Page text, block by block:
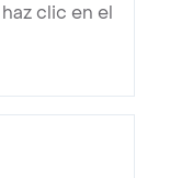
clic en el